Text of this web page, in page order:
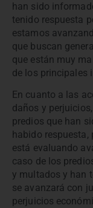
han sido
tenido respuesta
estamos
que buscan
que están muy
de los principales
En cuanto a las
daños y
predios que han
habido
está evaluando
caso de los
y multados y han
se avanzará con
perjuicios